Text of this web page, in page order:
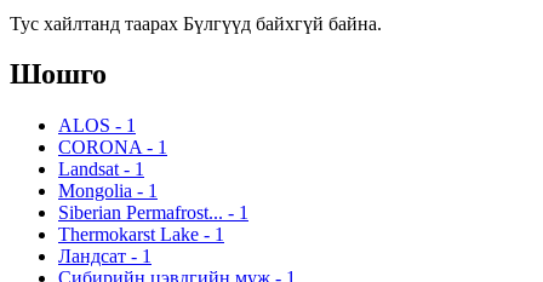
Тус хайлтанд таарах Бүлгүүд байхгүй байна.
Шошго
ALOS - 1
CORONA - 1
Landsat - 1
Mongolia - 1
Siberian Permafrost... - 1
Thermokarst Lake - 1
Ландсат - 1